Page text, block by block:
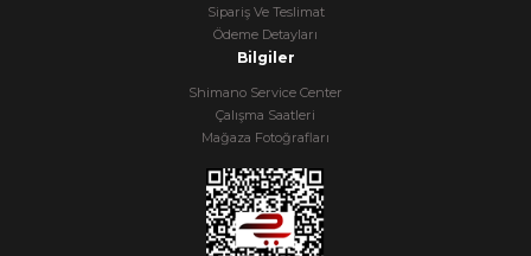
Sipariş Ve Teslimat
Ödeme Detayları
Bilgiler
Shimano Service Center
Çalışma Saatleri
Mağaza Fotoğrafları